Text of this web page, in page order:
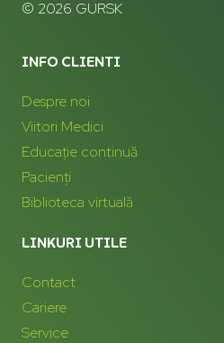
© 2026 GURSK
INFO CLIENTI
Despre noi
Viitori Medici
Educație continuă
Pacienți
Biblioteca virtuală
LINKURI UTILE
Contact
Cariere
Service